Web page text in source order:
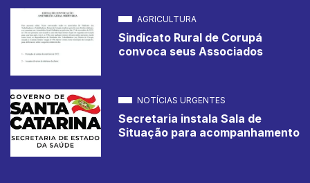
AGRICULTURA
Sindicato Rural de Corupá
convoca seus Associados
NOTÍCIAS URGENTES
Secretaria instala Sala de
Situação para acompanhamento